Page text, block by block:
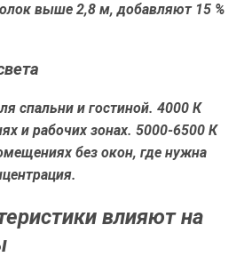
выше 2,8 м, добавляют 15 %
спальни и гостиной. 4000 К
и рабочих зонах. 5000-6500 К
без окон, где нужна
влияют на